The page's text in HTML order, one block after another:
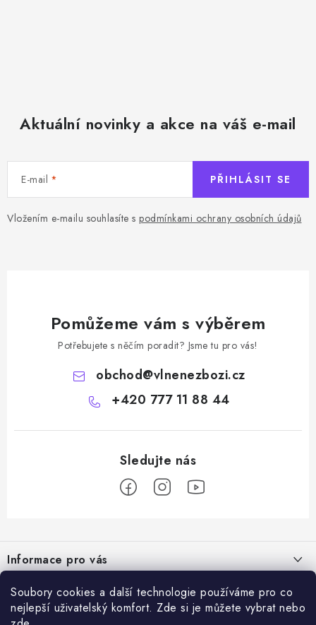
Soubory cookies a další technologie používáme pro co
nejlepší uživatelský komfort. Zde si je můžete vybrat nebo
Aktuální novinky a akce na váš e-mail
E-mail
Vložením e-mailu souhlasíte s podmínkami ochrany osobních údajů
PŘIHLÁSIT SE
Pomůžeme vám s výběrem
Potřebujete s něčím poradit? Jsme tu pro vás!
obchod@vlnenezbozi.cz
+420 777 11 88 44
pInformace pro vás
Doprava a platba
Hodnocení obchodu
Vše o nákupu